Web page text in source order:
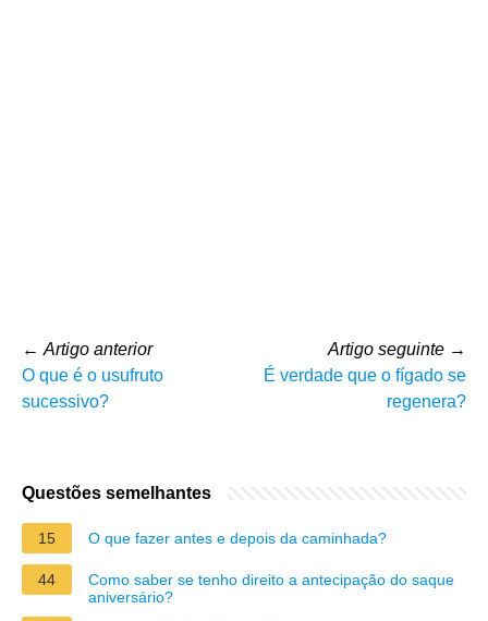
← Artigo anterior
O que é o usufruto
sucessivo?
Artigo seguinte →
É verdade que o fígado se
regenera?
Questões semelhantes
15 O que fazer antes e depois da caminhada?
44
Como saber se tenho direito a antecipação do saque
aniversário?